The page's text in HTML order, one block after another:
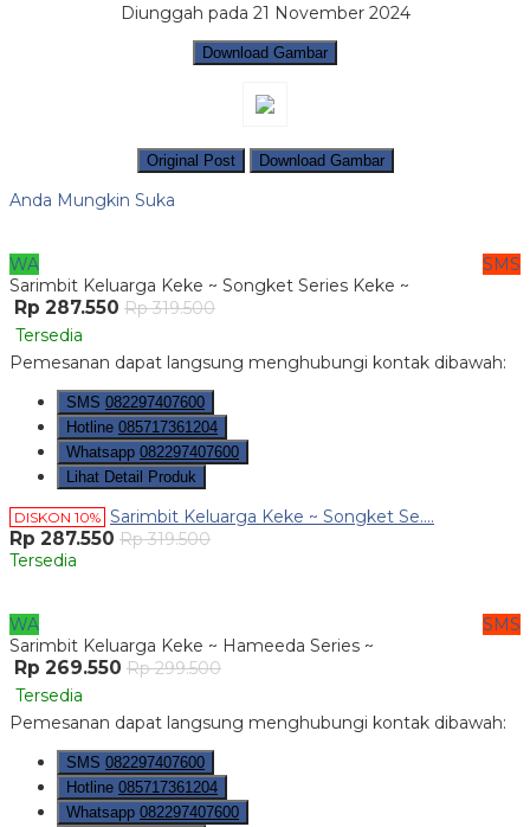
Diunggah pada 21 November 2024
Download Gambar
Original Post Download Gambar
Anda Mungkin Suka
WA
SMS
Sarimbit Keluarga Keke ~ Songket Series Keke ~
Rp 287.550 Rp 319.500
Tersedia
Pemesanan dapat langsung menghubungi kontak dibawah:
SMS 082297407600
Hotline 085717361204
Whatsapp 082297407600
Lihat Detail Produk
DISKON 10% Sarimbit Keluarga Keke ~ Songket Se....
Rp 287.550 Rp 319.500
Tersedia
WA
SMS
Sarimbit Keluarga Keke ~ Hameeda Series ~
Rp 269.550 Rp 299.500
Tersedia
Pemesanan dapat langsung menghubungi kontak dibawah:
SMS 082297407600
Hotline 085717361204
Whatsapp 082297407600